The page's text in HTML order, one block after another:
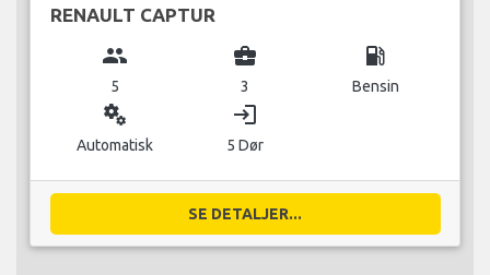
RENAULT CAPTUR
group
5
business_center
3
local_gas_station
Bensin
miscellaneous_services
Automatisk
login
5 Dør
SE DETALJER...